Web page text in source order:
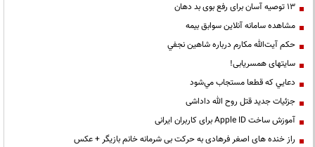
13 توصیه آسان برای رفع بوی بد دهان
مشاهده سامانه آنلاين سوابق بیمه
حكم آيت‌الله مكارم درباره شاهين نجفي
سایتهای همسریابی!
دعايي كه قطعا مستجاب مي‌شود
جزئیات جدید قتل روح الله داداشی
آموزش ساخت Apple ID برای کاربران ایرانی
راز خنده های اصغر فرهادی به حرکت بی شرمانه خانم بازیگر + عکس